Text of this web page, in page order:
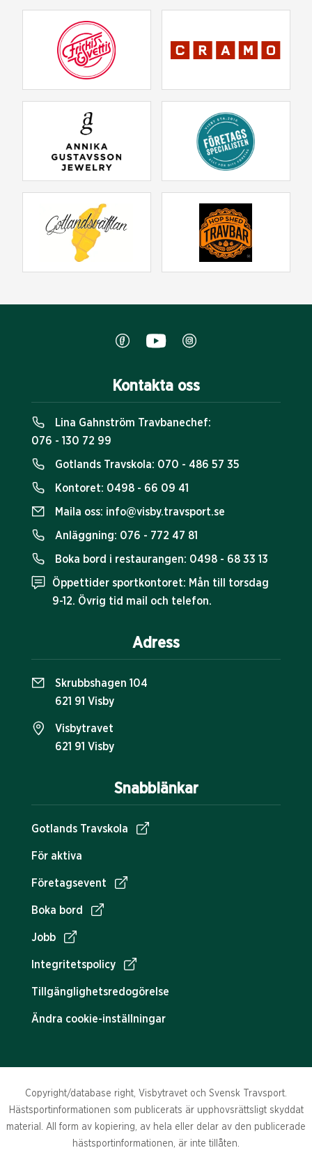
Snabblänkar
Gotlands Travskola
För aktiva
Företagsevent
Boka bord
Jobb
Integritetspolicy
Tillgänglighetsredogörelse
Ändra cookie-inställningar
Kontakta oss
Lina Gahnström Travbanechef:
076 - 130 72 99
Gotlands Travskola: 070 - 486 57 35
Kontoret: 0498 - 66 09 41
Maila oss: info@visby.travsport.se
Anläggning: 076 - 772 47 81
Boka bord i restaurangen: 0498 - 68 33 13
Öppettider sportkontoret: Mån till torsdag
9-12. Övrig tid mail och telefon.
Adress
Skrubbshagen 104
621 91 Visby
Visbytravet
621 91 Visby
Copyright/database right, Visbytravet och Svensk Travsport.
Hästsportinformationen som publicerats är upphovsrättsligt skyddat
material. All form av kopiering, av hela eller delar av den publicerade
hästsportinformationen, är inte tillåten.